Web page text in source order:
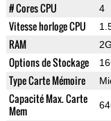
# Cores CPU 4
Vitesse horloge CPU
RAM
Options de Stockage
Type Carte Mémoire
Capacité Max. Carte
Mem